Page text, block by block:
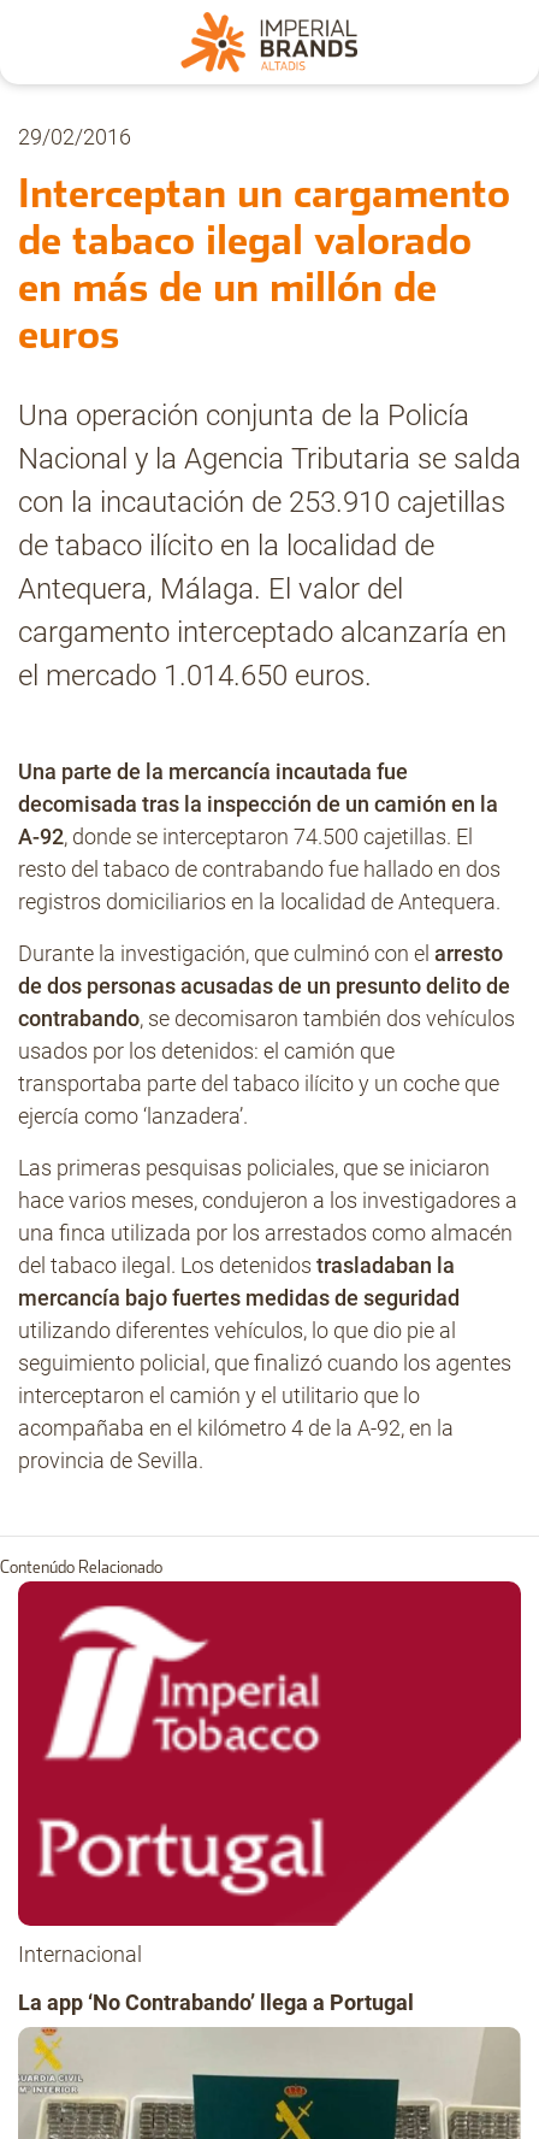
Nosotros
Secciones
Denuncia
Archivo
Estadísticas CMT
29/02/2016
Interceptan un cargamento
de tabaco ilegal valorado
en más de un millón de
euros
Una operación conjunta de la Policía
Nacional y la Agencia Tributaria se salda
con la incautación de 253.910 cajetillas
de tabaco ilícito en la localidad de
Antequera, Málaga. El valor del
cargamento interceptado alcanzaría en
el mercado 1.014.650 euros.
Una parte de la mercancía incautada fue
decomisada tras la inspección de un camión en la
A-92, donde se interceptaron 74.500 cajetillas. El
resto del tabaco de contrabando fue hallado en dos
registros domiciliarios en la localidad de Antequera.
Durante la investigación, que culminó con el arresto
de dos personas acusadas de un presunto delito de
contrabando, se decomisaron también dos vehículos
usados por los detenidos: el camión que
transportaba parte del tabaco ilícito y un coche que
ejercía como ‘lanzadera’.
Las primeras pesquisas policiales, que se iniciaron
hace varios meses, condujeron a los investigadores a
una finca utilizada por los arrestados como almacén
del tabaco ilegal. Los detenidos trasladaban la
mercancía bajo fuertes medidas de seguridad
utilizando diferentes vehículos, lo que dio pie al
seguimiento policial, que finalizó cuando los agentes
interceptaron el camión y el utilitario que lo
acompañaba en el kilómetro 4 de la A-92, en la
provincia de Sevilla.
Contenúdo Relacionado
Internacional
La app ‘No Contrabando’ llega a Portugal